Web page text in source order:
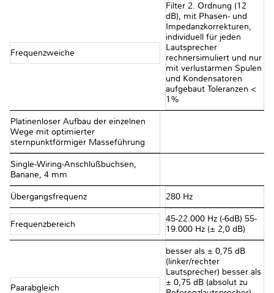
Frequenzweiche
Filter 2. Ordnung (12
dB), mit Phasen- und
Impedanzkorrekturen,
individuell für jeden
Lautsprecher
rechnersimuliert und nur
mit verlustarmen Spulen
und Kondensatoren
aufgebaut Toleranzen <
1%
Platinenloser Aufbau der einzelnen
Wege mit optimierter
sternpunktförmiger Masseführung
Single-Wiring-Anschlußbuchsen,
Banane, 4 mm
Übergangsfrequenz 280 Hz
Frequenzbereich
45-22.000 Hz (-6dB) 55-
19.000 Hz (± 2,0 dB)
Paarabgleich
besser als ± 0,75 dB
(linker/rechter
Lautsprecher) besser als
± 0,75 dB (absolut zu